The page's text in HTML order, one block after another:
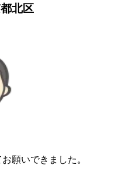
北区
願いできました。